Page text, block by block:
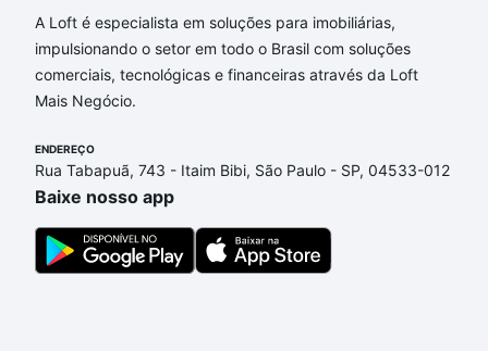
A Loft é especialista em soluções para imobiliárias,
impulsionando o setor em todo o Brasil com soluções
comerciais, tecnológicas e financeiras através da Loft
Mais Negócio.
ENDEREÇO
Rua Tabapuã, 743 - Itaim Bibi, São Paulo - SP, 04533-012
Baixe nosso app